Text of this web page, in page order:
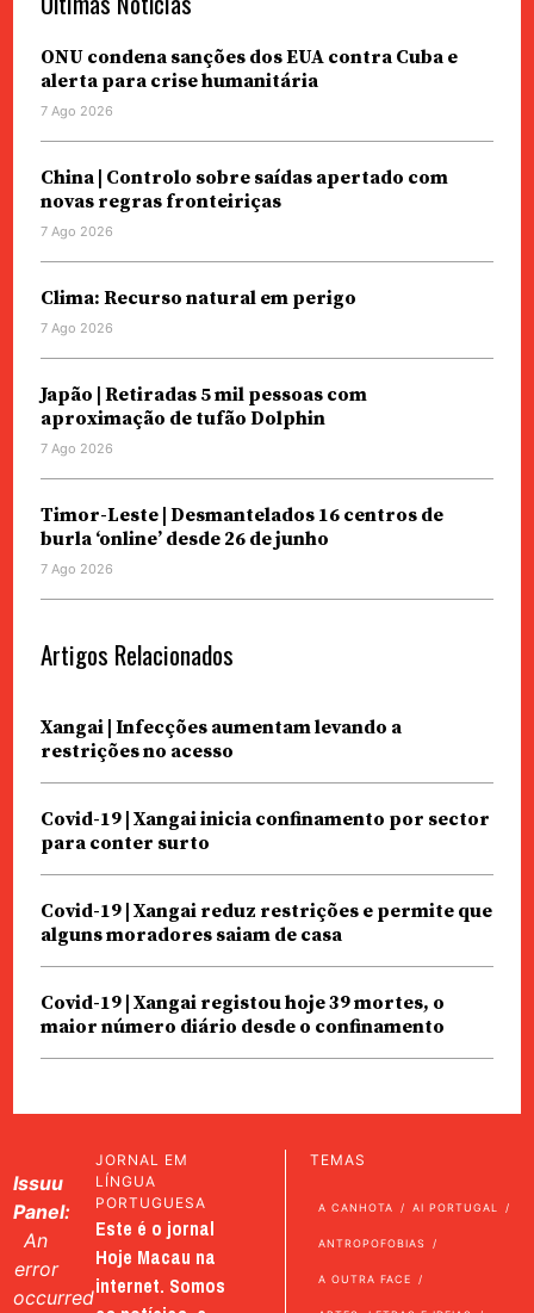
ONU condena sanções dos EUA contra Cuba e
alerta para crise humanitária
7 Ago 2026
China | Controlo sobre saídas apertado com
novas regras fronteiriças
7 Ago 2026
Clima: Recurso natural em perigo
7 Ago 2026
Japão | Retiradas 5 mil pessoas com
aproximação de tufão Dolphin
7 Ago 2026
Timor-Leste | Desmantelados 16 centros de
burla ‘online’ desde 26 de junho
7 Ago 2026
Artigos Relacionados
Xangai | Infecções aumentam levando a
restrições no acesso
Covid-19 | Xangai inicia confinamento por sector
para conter surto
Covid-19 | Xangai reduz restrições e permite que
alguns moradores saiam de casa
Covid-19 | Xangai registou hoje 39 mortes, o
maior número diário desde o confinamento
Issuu
Panel:
An
error
occurred
JORNAL EM
LÍNGUA
PORTUGUESA
Este é o jornal
Hoje Macau na
internet. Somos
TEMAS
A CANHOTA AI PORTUGAL
ANTROPOFOBIAS
A OUTRA FACE